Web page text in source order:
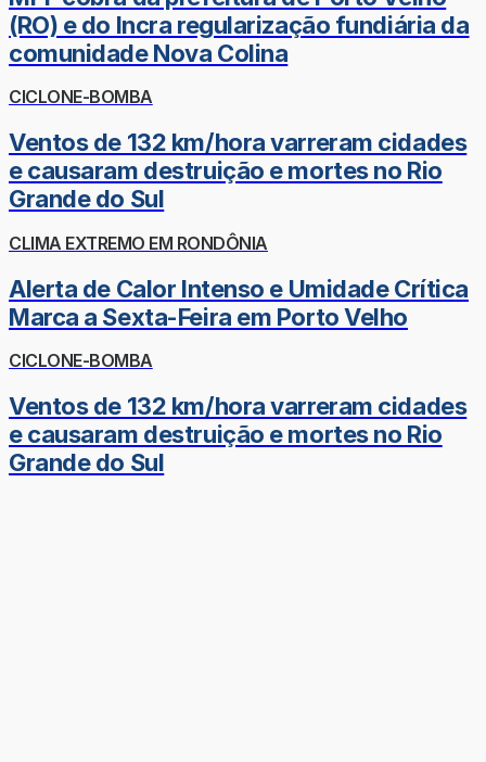
(RO) e do Incra regularização fundiária da
comunidade Nova Colina
CICLONE-BOMBA
Ventos de 132 km/hora varreram cidades
e causaram destruição e mortes no Rio
Grande do Sul
CLIMA EXTREMO EM RONDÔNIA
Alerta de Calor Intenso e Umidade Crítica
Marca a Sexta-Feira em Porto Velho
CICLONE-BOMBA
Ventos de 132 km/hora varreram cidades
e causaram destruição e mortes no Rio
Grande do Sul